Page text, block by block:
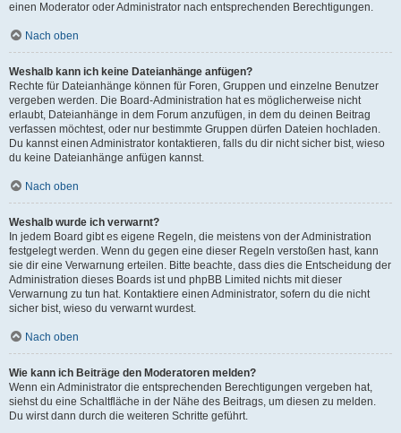
einen Moderator oder Administrator nach entsprechenden Berechtigungen.
Nach oben
Weshalb kann ich keine Dateianhänge anfügen?
Rechte für Dateianhänge können für Foren, Gruppen und einzelne Benutzer
vergeben werden. Die Board-Administration hat es möglicherweise nicht
erlaubt, Dateianhänge in dem Forum anzufügen, in dem du deinen Beitrag
verfassen möchtest, oder nur bestimmte Gruppen dürfen Dateien hochladen.
Du kannst einen Administrator kontaktieren, falls du dir nicht sicher bist, wieso
du keine Dateianhänge anfügen kannst.
Nach oben
Weshalb wurde ich verwarnt?
In jedem Board gibt es eigene Regeln, die meistens von der Administration
festgelegt werden. Wenn du gegen eine dieser Regeln verstoßen hast, kann
sie dir eine Verwarnung erteilen. Bitte beachte, dass dies die Entscheidung der
Administration dieses Boards ist und phpBB Limited nichts mit dieser
Verwarnung zu tun hat. Kontaktiere einen Administrator, sofern du die nicht
sicher bist, wieso du verwarnt wurdest.
Nach oben
Wie kann ich Beiträge den Moderatoren melden?
Wenn ein Administrator die entsprechenden Berechtigungen vergeben hat,
siehst du eine Schaltfläche in der Nähe des Beitrags, um diesen zu melden.
Du wirst dann durch die weiteren Schritte geführt.